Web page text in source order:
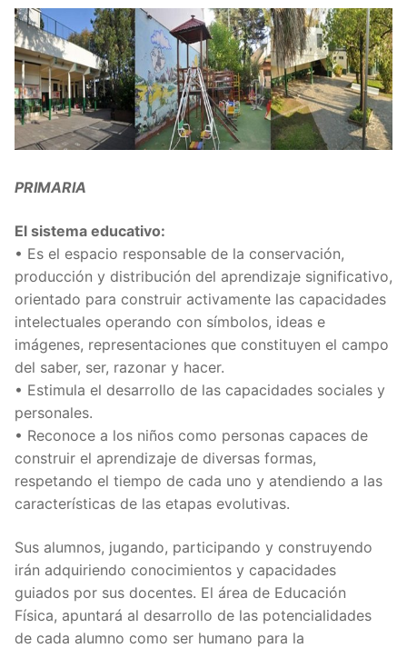
PRIMARIA
El sistema educativo:
• Es el espacio responsable de la conservación,
producción y distribución del aprendizaje significativo,
orientado para construir activamente las capacidades
intelectuales operando con símbolos, ideas e
imágenes, representaciones que constituyen el campo
del saber, ser, razonar y hacer.
• Estimula el desarrollo de las capacidades sociales y
personales.
• Reconoce a los niños como personas capaces de
construir el aprendizaje de diversas formas,
respetando el tiempo de cada uno y atendiendo a las
características de las etapas evolutivas.
Sus alumnos, jugando, participando y construyendo
irán adquiriendo conocimientos y capacidades
guiados por sus docentes. El área de Educación
Física, apuntará al desarrollo de las potencialidades
de cada alumno como ser humano para la